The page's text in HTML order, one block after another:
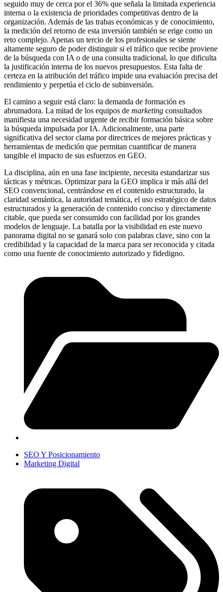
seguido muy de cerca por el 36% que señala la limitada experiencia
interna o la existencia de prioridades competitivas dentro de la
organización. Además de las trabas económicas y de conocimiento,
la medición del retorno de esta inversión también se erige como un
reto complejo. Apenas un tercio de los profesionales se siente
altamente seguro de poder distinguir si el tráfico que recibe proviene
de la búsqueda con IA o de una consulta tradicional, lo que dificulta
la justificación interna de los nuevos presupuestos. Esta falta de
certeza en la atribución del tráfico impide una evaluación precisa del
rendimiento y perpetúa el ciclo de subinversión.
El camino a seguir está claro: la demanda de formación es
abrumadora. La mitad de los equipos de marketing consultados
manifiesta una necesidad urgente de recibir formación básica sobre
la búsqueda impulsada por IA. Adicionalmente, una parte
significativa del sector clama por directrices de mejores prácticas y
herramientas de medición que permitan cuantificar de manera
tangible el impacto de sus esfuerzos en GEO.
La disciplina, aún en una fase incipiente, necesita estandarizar sus
tácticas y métricas. Optimizar para la GEO implica ir más allá del
SEO convencional, centrándose en el contenido estructurado, la
claridad semántica, la autoridad temática, el uso estratégico de datos
estructurados y la generación de contenido conciso y directamente
citable, que pueda ser consumido con facilidad por los grandes
modelos de lenguaje. La batalla por la visibilidad en este nuevo
panorama digital no se ganará solo con palabras clave, sino con la
credibilidad y la capacidad de la marca para ser reconocida y citada
como una fuente de conocimiento autorizado y fidedigno.
SEO Y Posicionamiento
Marketing Digital